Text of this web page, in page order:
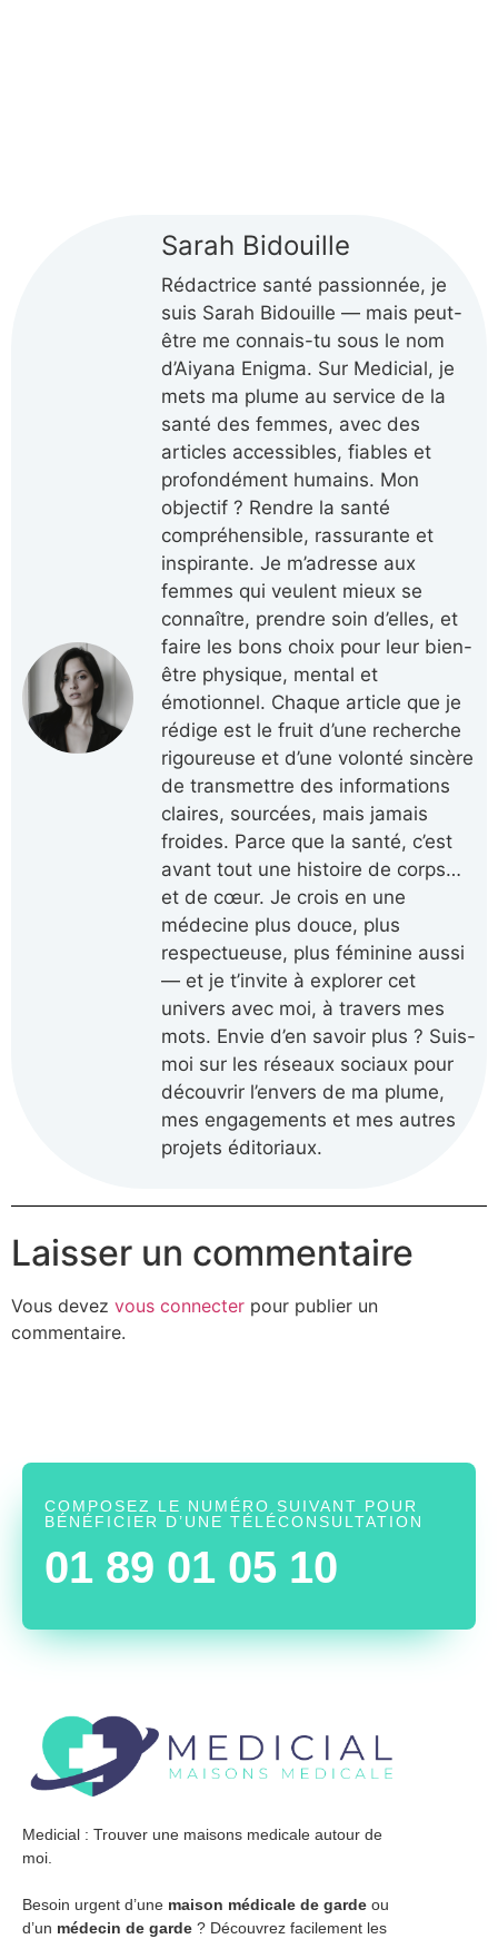
Sarah Bidouille
Rédactrice santé passionnée, je
suis Sarah Bidouille — mais peut-
être me connais-tu sous le nom
d’Aiyana Enigma. Sur Medicial, je
mets ma plume au service de la
santé des femmes, avec des
articles accessibles, fiables et
profondément humains. Mon
objectif ? Rendre la santé
compréhensible, rassurante et
inspirante. Je m’adresse aux
femmes qui veulent mieux se
connaître, prendre soin d’elles, et
faire les bons choix pour leur bien-
être physique, mental et
émotionnel. Chaque article que je
rédige est le fruit d’une recherche
rigoureuse et d’une volonté sincère
de transmettre des informations
claires, sourcées, mais jamais
froides. Parce que la santé, c’est
avant tout une histoire de corps…
et de cœur. Je crois en une
médecine plus douce, plus
respectueuse, plus féminine aussi
— et je t’invite à explorer cet
univers avec moi, à travers mes
mots. Envie d’en savoir plus ? Suis-
moi sur les réseaux sociaux pour
découvrir l’envers de ma plume,
mes engagements et mes autres
projets éditoriaux.
Laisser un commentaire
Vous devez vous connecter pour publier un
commentaire.
COMPOSEZ LE NUMÉRO SUIVANT POUR
BÉNÉFICIER D’UNE TÉLÉCONSULTATION
01 89 01 05 10
Medicial : Trouver une maisons medicale autour de
moi.
Besoin urgent d’une maison médicale de garde ou
d’un médecin de garde ? Découvrez facilement les